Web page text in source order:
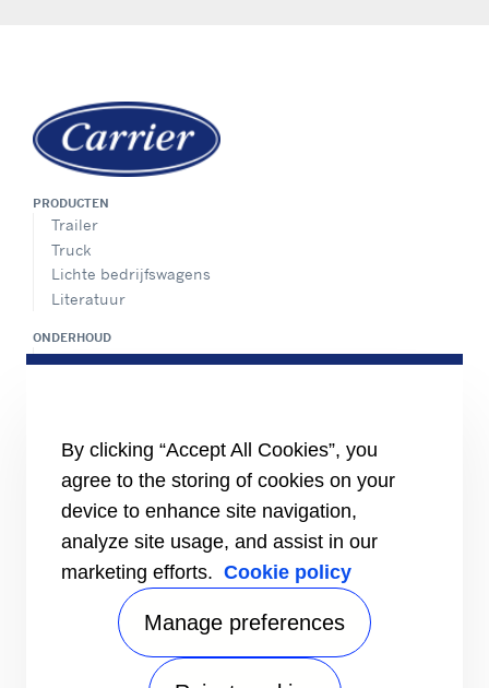
PRODUCTEN
Trailer
Truck
Lichte bedrijfswagens
Literatuur
ONDERHOUD
Locator onderhoudscentrum
CONTACT
Mediacenter
Contactpersonen Sales
By clicking “Accept All Cookies”, you
agree to the storing of cookies on your
device to enhance site navigation,
analyze site usage, and assist in our
marketing efforts. Cookie policy
Manage preferences